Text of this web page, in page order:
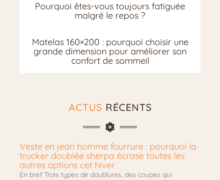
Pourquoi êtes-vous toujours fatiguée
malgré le repos ?
Matelas 160×200 : pourquoi choisir une
grande dimension pour améliorer son
confort de sommeil
ACTUS RÉCENTS
Veste en jean homme fourrure : pourquoi la
trucker doublée sherpa écrase toutes les
autres options cet hiver
En bref Trois types de doublures, des coupes qui